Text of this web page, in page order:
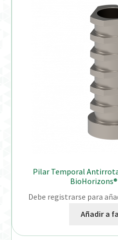
Pilar Temporal
Debe registrarse para
Añadir a